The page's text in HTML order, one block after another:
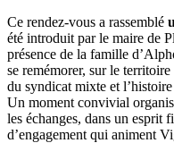
Ce rendez-vous a rassemblé
été introduit par le maire de
présence de la famille
se remémorer, sur le
du syndicat mixte et
Un moment convivial
les échanges, dans un esprit
d’engagement qui animent